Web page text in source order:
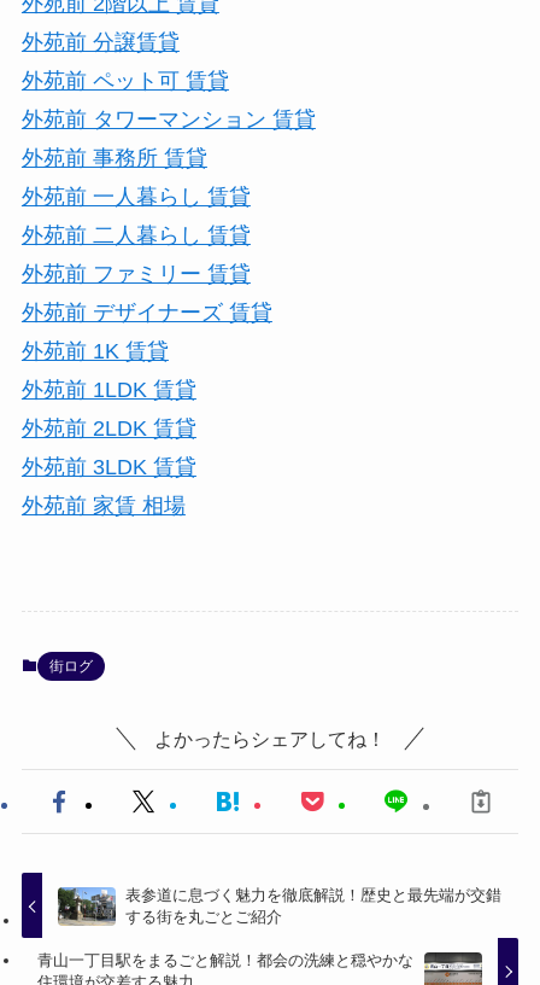
外苑前 分譲賃貸
外苑前 ペット可 賃貸
外苑前 タワーマンション 賃貸
外苑前 事務所 賃貸
外苑前 一人暮らし 賃貸
外苑前 二人暮らし 賃貸
外苑前 ファミリー 賃貸
外苑前 デザイナーズ 賃貸
外苑前 1K 賃貸
外苑前 1LDK 賃貸
外苑前 2LDK 賃貸
外苑前 3LDK 賃貸
外苑前 家賃 相場
街ログ
よかったらシェアしてね！
表参道に息づく魅力を徹底解説！歴史と最先端が交錯
する街を丸ごとご紹介
青山一丁目駅をまるごと解説！都会の洗練と穏やかな